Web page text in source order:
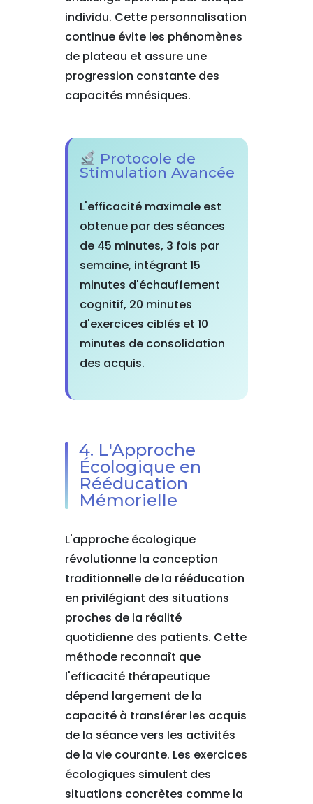
individu. Cette personnalisation
continue évite les phénomènes
de plateau et assure une
progression constante des
capacités mnésiques.
Protocole de
Stimulation Avancée
L'efficacité maximale est
obtenue par des séances
de 45 minutes, 3 fois par
semaine, intégrant 15
minutes d'échauffement
cognitif, 20 minutes
d'exercices ciblés et 10
minutes de consolidation
des acquis.
4. L'Approche
Écologique en
Rééducation
Mémorielle
L'approche écologique
révolutionne la conception
traditionnelle de la rééducation
en privilégiant des situations
proches de la réalité
quotidienne des patients. Cette
méthode reconnaît que
l'efficacité thérapeutique
dépend largement de la
capacité à transférer les acquis
de la séance vers les activités
de la vie courante. Les exercices
écologiques simulent des
situations concrètes comme la